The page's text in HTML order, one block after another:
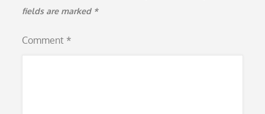
fields are marked *
Comment *